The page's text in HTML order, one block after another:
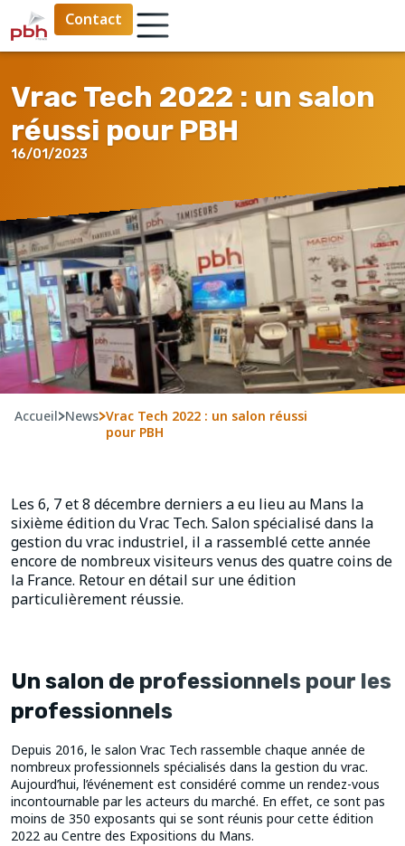
Contact
Vrac Tech 2022 : un salon
réussi pour PBH
16/01/2023
Accueil>News>Vrac Tech 2022 : un salon réussi
pour PBH
Les 6, 7 et 8 décembre derniers a eu lieu au Mans la
sixième édition du Vrac Tech. Salon spécialisé dans la
gestion du vrac industriel, il a rassemblé cette année
encore de nombreux visiteurs venus des quatre coins de
la France. Retour en détail sur une édition
particulièrement réussie.
Un salon de professionnels pour les
professionnels
Depuis 2016, le salon Vrac Tech rassemble chaque année de
nombreux professionnels spécialisés dans la gestion du vrac.
Aujourd’hui, l’événement est considéré comme un rendez-vous
incontournable par les acteurs du marché. En effet, ce sont pas
moins de 350 exposants qui se sont réunis pour cette édition
2022 au Centre des Expositions du Mans.